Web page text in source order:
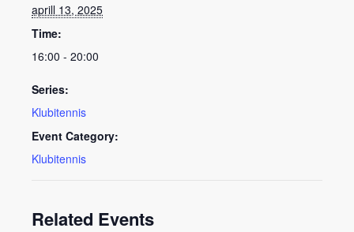
aprill 13, 2025
Time:
16:00 - 20:00
Series:
Klubitennis
Event Category:
Klubitennis
Related Events